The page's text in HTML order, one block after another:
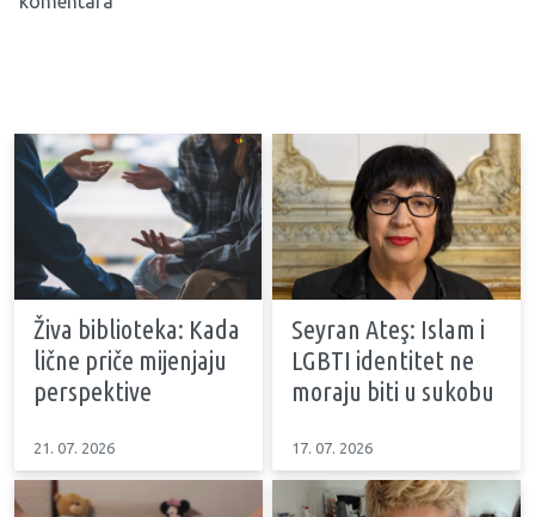
Živa biblioteka: Kada
lične priče mijenjaju
perspektive
21. 07. 2026
Seyran Ateş: Islam i
LGBTI identitet ne
moraju biti u sukobu
17. 07. 2026